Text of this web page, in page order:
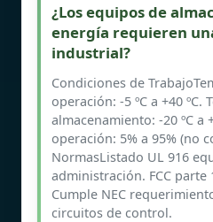
¿Los equipos de
energía requieren
industrial?
Condiciones de
operación: -5 ºC a +40 ºC.
almacenamiento: -20 ºC a
operación: 5% a 95% (no
NormasListado UL 916
administración. FCC parte
Cumple NEC
circuitos de control.